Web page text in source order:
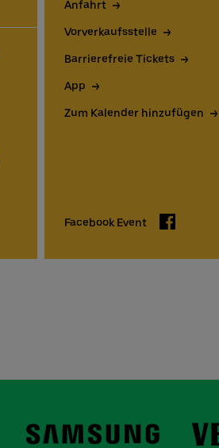
Anfahrt
Vorverkaufsstelle
Barrierefreie Tickets
App
Zum Kalender hinzufügen
Facebook Event Facebook